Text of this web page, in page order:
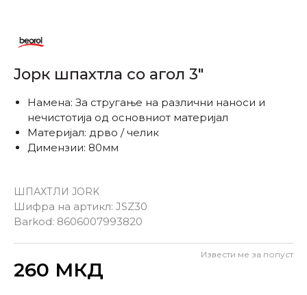
Јорк шпахтла со агол 3"
ШПАХТЛИ JORK
Шифра на артикл: JSZ30
Barkod: 8606007993820
Намена: За стругање на различни наноси и
нечистотија од основниот материјал
Материјал: дрво / челик
Димензии: 80мм
260 МКД
Извести ме за попуст